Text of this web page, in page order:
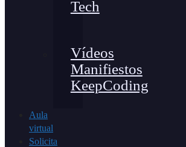
Tech
Vídeos
Manifiestos
KeepCoding
Aula
virtual
Solicita